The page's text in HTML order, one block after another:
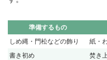
準備するもの
しめ縄・門松などの飾り
紙・
書き初め
焚き